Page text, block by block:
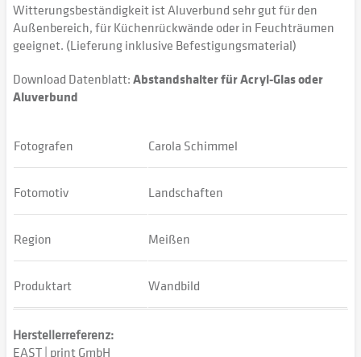
Witterungsbeständigkeit ist Aluverbund sehr gut für den
Außenbereich, für Küchenrückwände oder in Feuchträumen
geeignet. (Lieferung inklusive Befestigungsmaterial)
Download Datenblatt:Abstandshalter für Acryl-Glas oder
Aluverbund
Fotografen Carola Schimmel
Fotomotiv Landschaften
Region Meißen
Produktart Wandbild
Herstellerreferenz:
EAST | print GmbH